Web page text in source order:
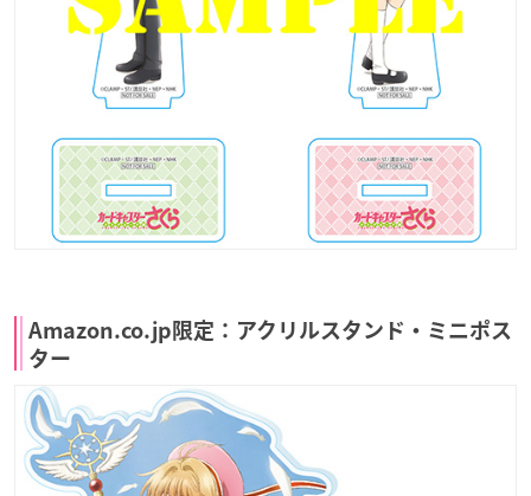
Amazon.co.jp限定：アクリルスタンド・ミニポス
ター